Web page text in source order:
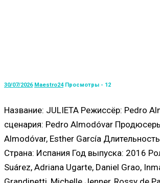
30/07/2026 Maestro24 Просмотры - 12
Название: JULIETA Режиссёр: Pedro
сценария: Pedro Almodóvar
Almodóvar, Esther García
Страна: Испания Год выпуска: 2016
Suárez, Adriana Ugarte, Daniel Grao,